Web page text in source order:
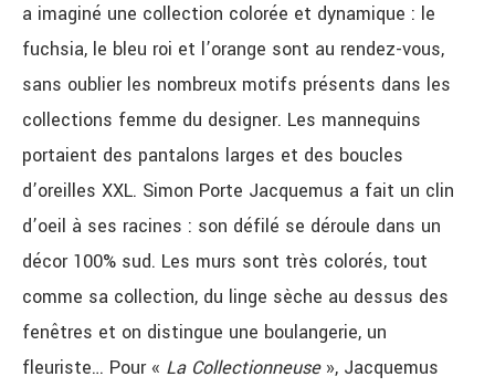
a imaginé une collection colorée et dynamique : le
fuchsia, le bleu roi et l’orange sont au rendez-vous,
sans oublier les nombreux motifs présents dans les
collections femme du designer. Les mannequins
portaient des pantalons larges et des boucles
d’oreilles XXL. Simon Porte Jacquemus a fait un clin
d’oeil à ses racines : son défilé se déroule dans un
décor 100% sud. Les murs sont très colorés, tout
comme sa collection, du linge sèche au dessus des
fenêtres et on distingue une boulangerie, un
fleuriste… Pour « La Collectionneuse», Jacquemus